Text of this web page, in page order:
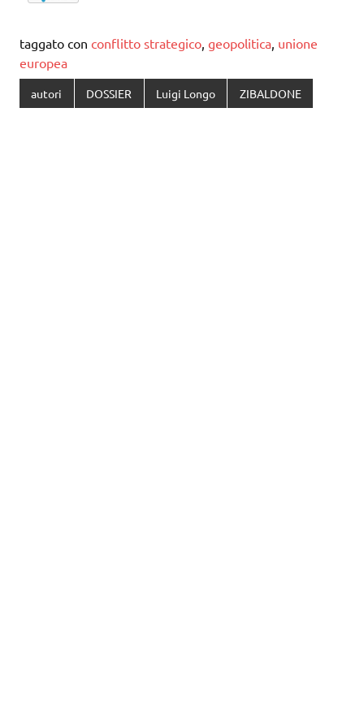
taggato con conflitto strategico, geopolitica, unione
europea
autori DOSSIER Luigi Longo ZIBALDONE